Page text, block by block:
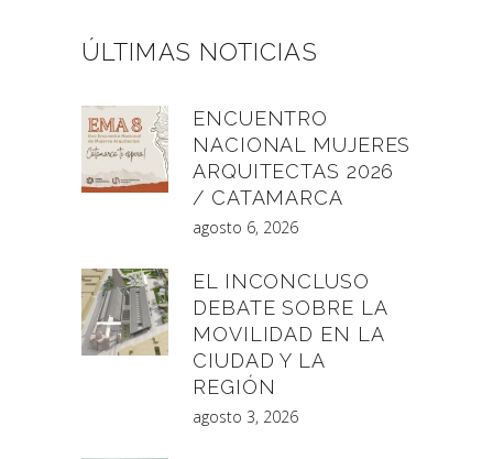
ÚLTIMAS NOTICIAS
ENCUENTRO
NACIONAL MUJERES
ARQUITECTAS 2026
/ CATAMARCA
agosto 6, 2026
EL INCONCLUSO
DEBATE SOBRE LA
MOVILIDAD EN LA
CIUDAD Y LA
REGIÓN
agosto 3, 2026